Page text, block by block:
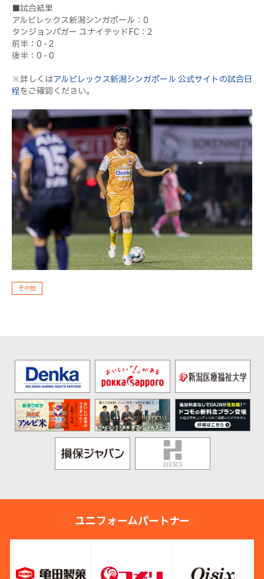
■試合結果
アルビレックス新潟シンガポール：0
タンジョンパガー ユナイテッドFC：2
前半：0 - 2
後半：0 - 0
※詳しくはアルビレックス新潟シンガポール 公式サイトの試合日
程をご確認ください。
その他
ユニフォームパートナー